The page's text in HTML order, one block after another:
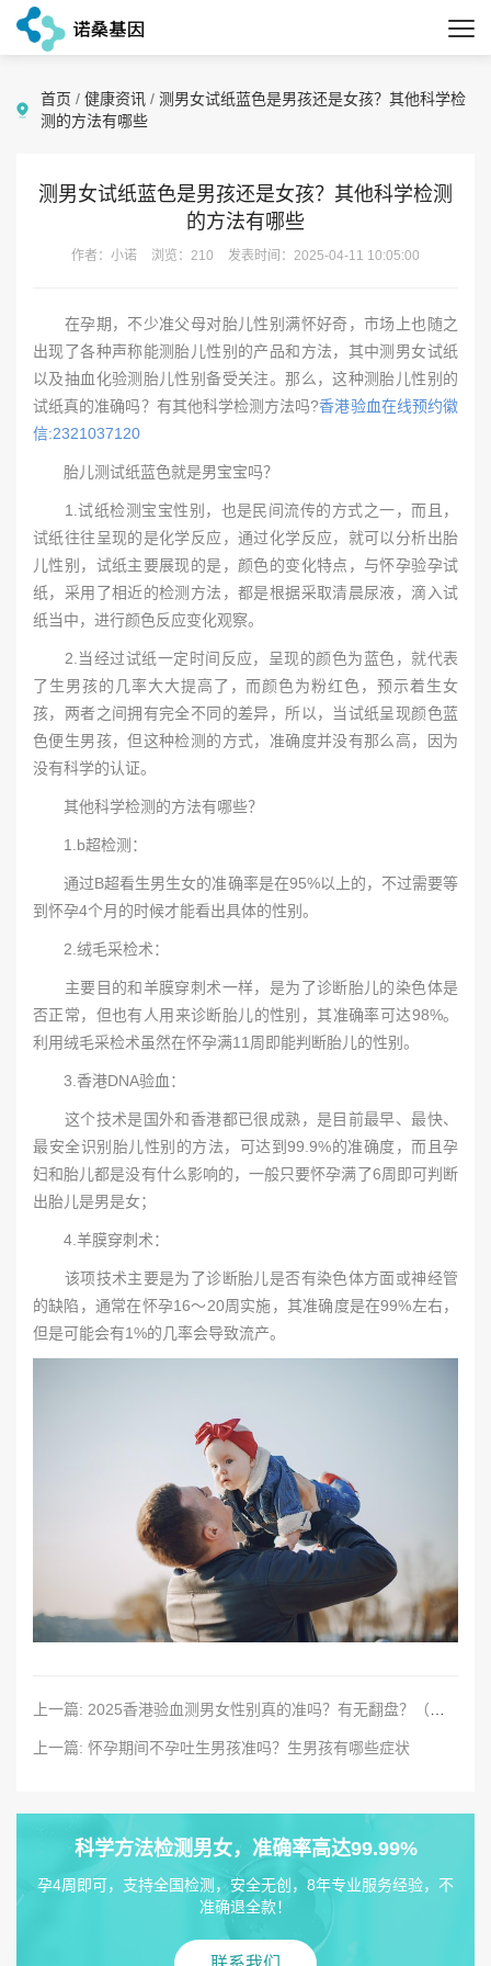
首页 / 健康资讯 / 测男女试纸蓝色是男孩还是女孩？其他科学检
测的方法有哪些
测男女试纸蓝色是男孩还是女孩？其他科学检测
的方法有哪些
作者：小诺 浏览：210 发表时间：2025-04-11 10:05:00
在孕期，不少准父母对胎儿性别满怀好奇，市场上也随之
出现了各种声称能测胎儿性别的产品和方法，其中测男女试纸
以及抽血化验测胎儿性别备受关注。那么，这种测胎儿性别的
试纸真的准确吗？有其他科学检测方法吗?香港验血在线预约徽
信:2321037120
胎儿测试纸蓝色就是男宝宝吗？
1.试纸检测宝宝性别，也是民间流传的方式之一，而且，
试纸往往呈现的是化学反应，通过化学反应，就可以分析出胎
儿性别，试纸主要展现的是，颜色的变化特点，与怀孕验孕试
纸，采用了相近的检测方法，都是根据采取清晨尿液，滴入试
纸当中，进行颜色反应变化观察。
2.当经过试纸一定时间反应，呈现的颜色为蓝色，就代表
了生男孩的几率大大提高了，而颜色为粉红色，预示着生女
孩，两者之间拥有完全不同的差异，所以，当试纸呈现颜色蓝
色便生男孩，但这种检测的方式，准确度并没有那么高，因为
没有科学的认证。
其他科学检测的方法有哪些？
1.b超检测：
通过B超看生男生女的准确率是在95%以上的，不过需要等
到怀孕4个月的时候才能看出具体的性别。
2.绒毛采检术：
主要目的和羊膜穿刺术一样，是为了诊断胎儿的染色体是
否正常，但也有人用来诊断胎儿的性别，其准确率可达98%。
利用绒毛采检术虽然在怀孕满11周即能判断胎儿的性别。
3.香港DNA验血：
这个技术是国外和香港都已很成熟，是目前最早、最快、
最安全识别胎儿性别的方法，可达到99.9%的准确度，而且孕
妇和胎儿都是没有什么影响的，一般只要怀孕满了6周即可判断
出胎儿是男是女；
4.羊膜穿刺术：
该项技术主要是为了诊断胎儿是否有染色体方面或神经管
的缺陷，通常在怀孕16～20周实施，其准确度是在99%左右，
但是可能会有1%的几率会导致流产。
上一篇: 怀孕期间不孕吐生男孩准吗？生男孩有哪些症状
科学方法检测男女，准确率高达99.99%
孕4周即可，支持全国检测，安全无创，8年专业服务经验，不
准确退全款！